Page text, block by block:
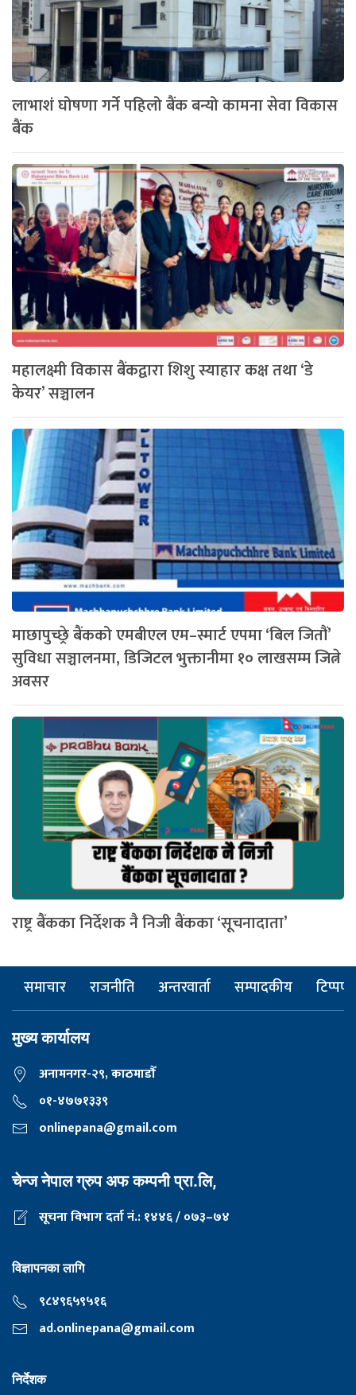
लाभाशं घोषणा गर्ने पहिलो बैंक बन्यो कामना सेवा विकास
बैंक
महालक्ष्मी विकास बैंकद्वारा शिशु स्याहार कक्ष तथा ‘डे
केयर’ सञ्चालन
माछापुच्छ्रे बैंकको एमबीएल एम–स्मार्ट एपमा ‘बिल जितौं’
सुविधा सञ्चालनमा, डिजिटल भुक्तानीमा १० लाखसम्म जित्ने
अवसर
राष्ट्र बैंकका निर्देशक नै निजी बैंकका ‘सूचनादाता’
समाचार राजनीति अन्तरवार्ता सम्पादकीय टिप्पणी
मुख्य कार्यालय
अनामनगर-२९, काठमाडाैँ
०१-४७७१३३९
onlinepana@gmail.com
चेन्ज नेपाल ग्रुप अफ कम्पनी प्रा.लि,
सूचना विभाग दर्ता नं.: १४४६ / ०७३–७४
विज्ञापनका लागि
९८४९६५९५१६
ad.onlinepana@gmail.com
निर्देशक